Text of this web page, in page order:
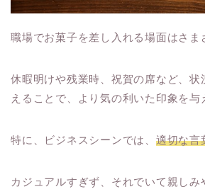
職場でお菓子を差し入れる場面はさま
休暇明けや残業時、祝賀の席など、状
えることで、より気の利いた印象を与
特に、ビジネスシーンでは、 適切な言
カジュアルすぎず、それでいて親しみ